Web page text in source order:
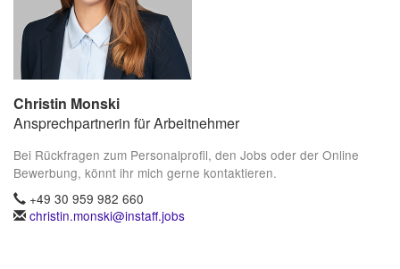
Christin Monski
Ansprechpartnerin für Arbeitnehmer
Bei Rückfragen zum Personalprofil, den Jobs oder der Online
Bewerbung, könnt ihr mich gerne kontaktieren.
+49 30 959 982 660
christin.monski@instaff.jobs